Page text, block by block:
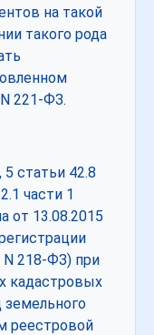
на такой
такого рода
221-ФЗ.
статьи 42.8
части 1
от 13.08.2015
218-ФЗ) при
кадастровых
земельного
реестровой